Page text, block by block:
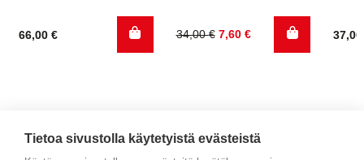
66,00 € 34,00€
Alkuperäinen
7,60 €
Nykyinen
Tietoa sivustolla käytetyistä evästeistä